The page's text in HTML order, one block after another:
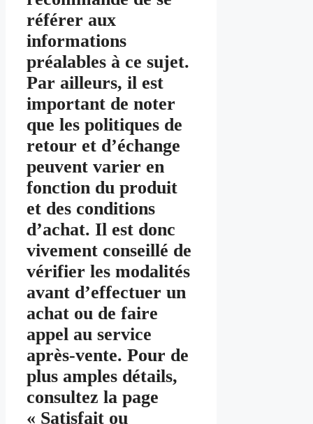
référer aux
informations
préalables à ce sujet.
Par ailleurs, il est
important de noter
que les politiques de
retour et d’échange
peuvent varier en
fonction du produit
et des conditions
d’achat. Il est donc
vivement conseillé de
vérifier les modalités
avant d’effectuer un
achat ou de faire
appel au service
après-vente. Pour de
plus amples détails,
consultez la page
« Satisfait ou